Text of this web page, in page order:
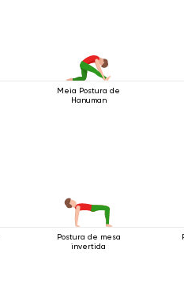
Meia Postura de
Hanuman
Postura de mesa
invertida